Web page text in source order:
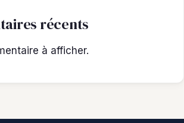
récents
à afficher.